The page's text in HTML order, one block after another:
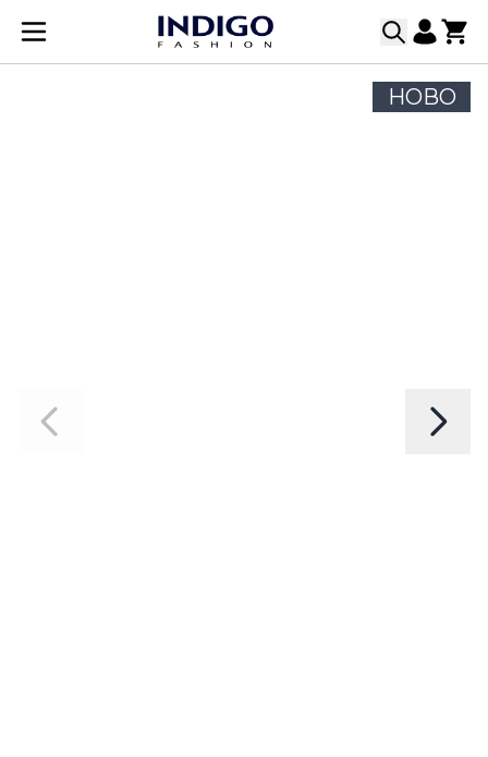
Прескачане към съдържанието
НОВО